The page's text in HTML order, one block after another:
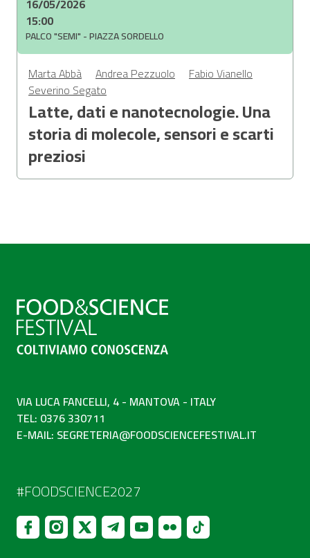
15:00
PALCO "SEMI" - PIAZZA SORDELLO
Marta Abbà Andrea Pezzuolo
Fabio Vianello
Severino Segato
Latte, dati e nanotecnologie. Una
storia di molecole, sensori e scarti
preziosi
VIA LUCA FANCELLI, 4 - MANTOVA - ITALY
TEL: 0376 330711
E-MAIL: SEGRETERIA@FOODSCIENCEFESTIVAL.IT
#FOODSCIENCE2027